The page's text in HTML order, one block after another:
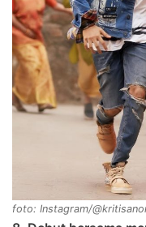
foto: Instagram/